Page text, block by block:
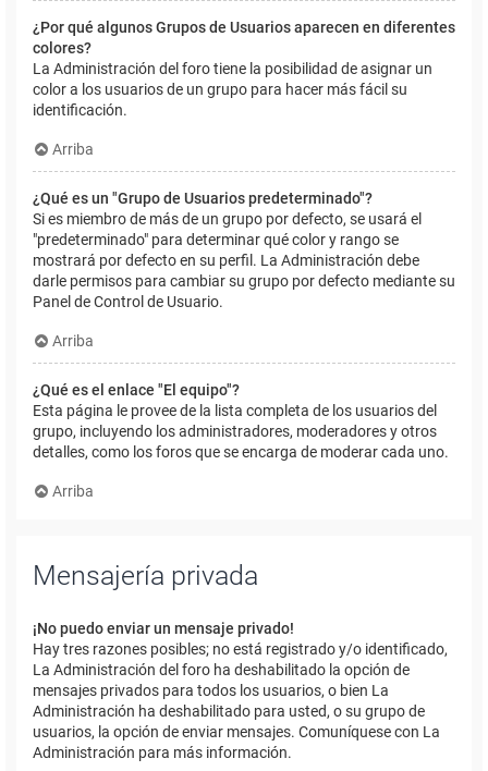
¿Por qué algunos Grupos de Usuarios aparecen en diferentes
colores?
La Administración del foro tiene la posibilidad de asignar un
color a los usuarios de un grupo para hacer más fácil su
identificación.
Arriba
¿Qué es un "Grupo de Usuarios predeterminado"?
Si es miembro de más de un grupo por defecto, se usará el
"predeterminado" para determinar qué color y rango se
mostrará por defecto en su perfil. La Administración debe
darle permisos para cambiar su grupo por defecto mediante su
Panel de Control de Usuario.
Arriba
¿Qué es el enlace "El equipo"?
Esta página le provee de la lista completa de los usuarios del
grupo, incluyendo los administradores, moderadores y otros
detalles, como los foros que se encarga de moderar cada uno.
Arriba
Mensajería privada
¡No puedo enviar un mensaje privado!
Hay tres razones posibles; no está registrado y/o identificado,
La Administración del foro ha deshabilitado la opción de
mensajes privados para todos los usuarios, o bien La
Administración ha deshabilitado para usted, o su grupo de
usuarios, la opción de enviar mensajes. Comuníquese con La
Administración para más información.